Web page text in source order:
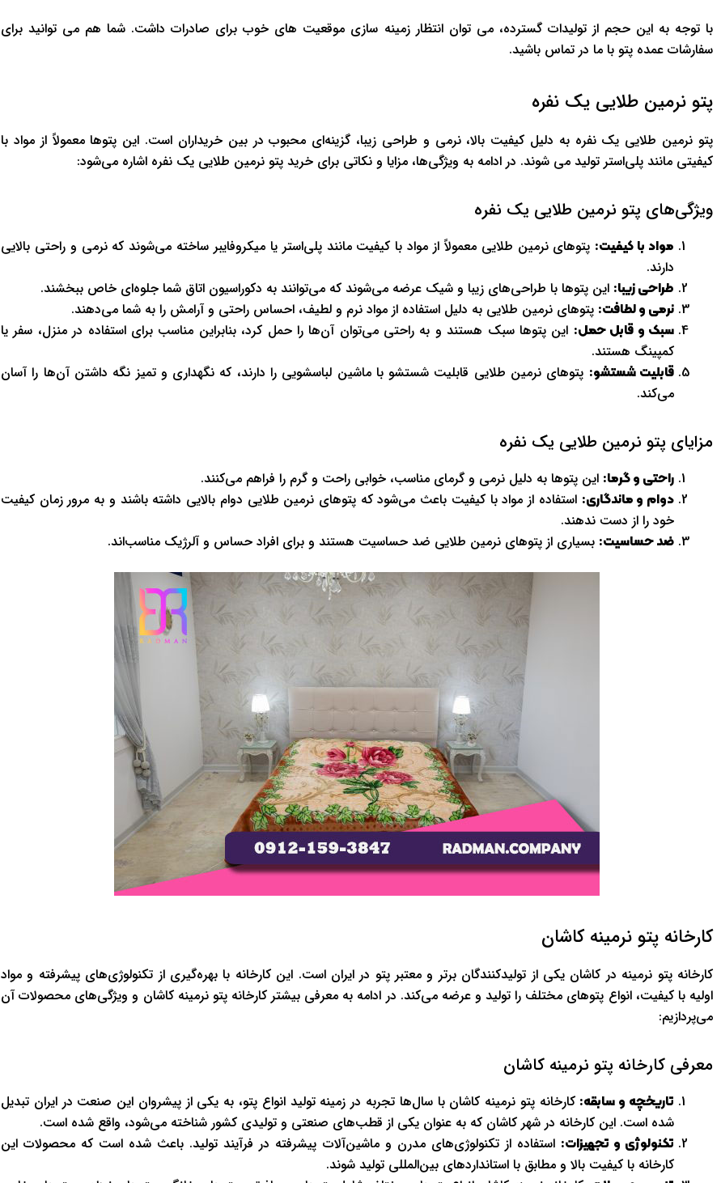
با توجه به این حجم از تولیدات گسترده، می توان انتظار زمینه سازی موقعیت های خوب برای صادرات داشت. شما هم می توانید برای
سفارشات عمده پتو با ما در تماس باشید.
پتو نرمین طلایی یک نفره
پتو نرمین طلایی یک نفره به دلیل کیفیت بالا، نرمی و طراحی زیبا، گزینه‌ای محبوب در بین خریداران است. این پتوها معمولاً از مواد با
کیفیتی مانند پلی‌استر تولید می شوند. در ادامه به ویژگی‌ها، مزایا و نکاتی برای خرید پتو نرمین طلایی یک نفره اشاره می‌شود:
ویژگی‌های پتو نرمین طلایی یک نفره
مواد با کیفیت: پتوهای نرمین طلایی معمولاً از مواد با کیفیت مانند پلی‌استر یا میکروفایبر ساخته می‌شوند که نرمی و راحتی بالایی
دارند.
طراحی زیبا: این پتوها با طراحی‌های زیبا و شیک عرضه می‌شوند که می‌توانند به دکوراسیون اتاق شما جلوه‌ای خاص ببخشند.
نرمی و لطافت: پتوهای نرمین طلایی به دلیل استفاده از مواد نرم و لطیف، احساس راحتی و آرامش را به شما می‌دهند.
سبک و قابل حمل: این پتوها سبک هستند و به راحتی می‌توان آن‌ها را حمل کرد، بنابراین مناسب برای استفاده در منزل، سفر یا
کمپینگ هستند.
قابلیت شستشو: پتوهای نرمین طلایی قابلیت شستشو با ماشین لباسشویی را دارند، که نگهداری و تمیز نگه داشتن آن‌ها را آسان
می‌کند.
مزایای پتو نرمین طلایی یک نفره
راحتی و گرما: این پتوها به دلیل نرمی و گرمای مناسب، خوابی راحت و گرم را فراهم می‌کنند.
دوام و ماندگاری: استفاده از مواد با کیفیت باعث می‌شود که پتوهای نرمین طلایی دوام بالایی داشته باشند و به مرور زمان کیفیت
خود را از دست ندهند.
ضد حساسیت: بسیاری از پتوهای نرمین طلایی ضد حساسیت هستند و برای افراد حساس و آلرژیک مناسب‌اند.
کارخانه پتو نرمینه کاشان
کارخانه پتو نرمینه در کاشان یکی از تولیدکنندگان برتر و معتبر پتو در ایران است. این کارخانه با بهره‌گیری از تکنولوژی‌های پیشرفته و مواد
اولیه با کیفیت، انواع پتوهای مختلف را تولید و عرضه می‌کند. در ادامه به معرفی بیشتر کارخانه پتو نرمینه کاشان و ویژگی‌های محصولات آن
می‌پردازیم:
معرفی کارخانه پتو نرمینه کاشان
تاریخچه و سابقه: کارخانه پتو نرمینه کاشان با سال‌ها تجربه در زمینه تولید انواع پتو، به یکی از پیشروان این صنعت در ایران تبدیل
شده است. این کارخانه در شهر کاشان که به عنوان یکی از قطب‌های صنعتی و تولیدی کشور شناخته می‌شود، واقع شده است.
تکنولوژی و تجهیزات: استفاده از تکنولوژی‌های مدرن و ماشین‌آلات پیشرفته در فرآیند تولید. باعث شده است که محصولات این
کارخانه با کیفیت بالا و مطابق با استانداردهای بین‌المللی تولید شوند.